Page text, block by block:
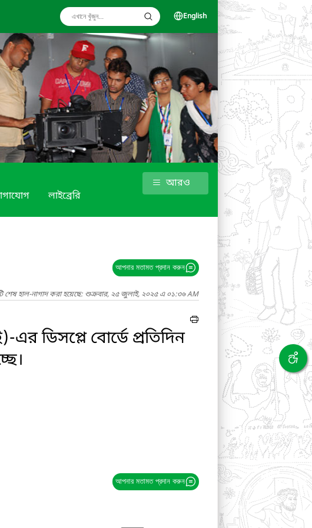
English
লাইব্রেরি
আরও
আপনার মতামত প্রদান করুন
শেষ হাল-নাগাদ করা হয়েছে: শুক্রবার, ২৫ জুলাই, ২০২৫ এ ০১:৩৬ AM
ডিসপ্লে বোর্ডে প্রতিদিন
আপনার মতামত প্রদান করুন